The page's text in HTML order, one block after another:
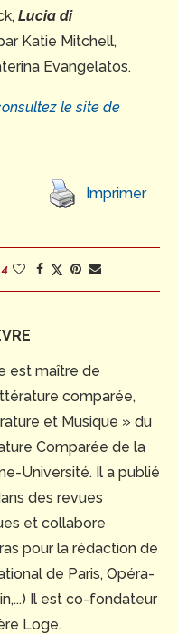
Lucia di
Katie Mitchell,
Evangelatos.
le site de
Imprimer
4
est maître de
comparée,
et Musique » du
Comparée de la
Université. Il a publié
des revues
et collabore
pour la rédaction de
de Paris, Opéra-
Il est co-fondateur
Loge.